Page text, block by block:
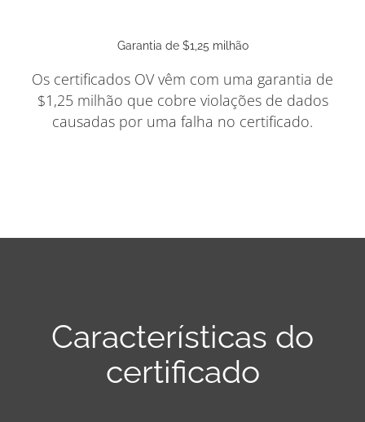
Garantia de $1,25 milhão
Os certificados OV vêm com uma garantia de
$1,25 milhão que cobre violações de dados
causadas por uma falha no certificado.
Características do
certificado